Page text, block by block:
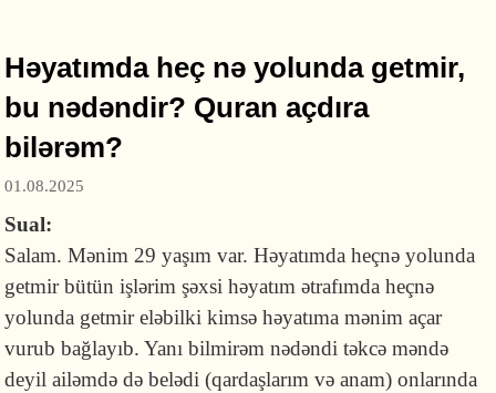
Həyatımda heç nə yolunda getmir,
bu nədəndir? Quran açdıra
bilərəm?
01.08.2025
Sual:
Salam. Mənim 29 yaşım var. Həyatımda heçnə yolunda
getmir bütün işlərim şəxsi həyatım ətrafımda heçnə
yolunda getmir eləbilki kimsə həyatıma mənim açar
vurub bağlayıb. Yanı bilmirəm nədəndi təkcə məndə
deyil ailəmdə də belədi (qardaşlarım və anam) onlarında